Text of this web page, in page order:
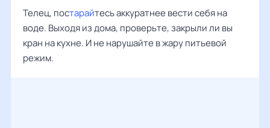
Телец, постарайтесь аккуратнее вести себя на
воде. Выходя из дома, проверьте, закрыли ли вы
кран на кухне. И не нарушайте в жару питьевой
режим.